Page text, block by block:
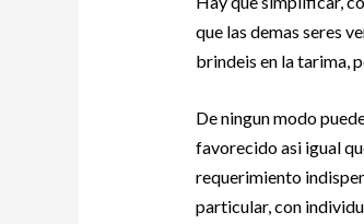
que las demas seres
brindeis en la tarima,
De ningun modo
favorecido asi­ igual
requerimiento
particular, con